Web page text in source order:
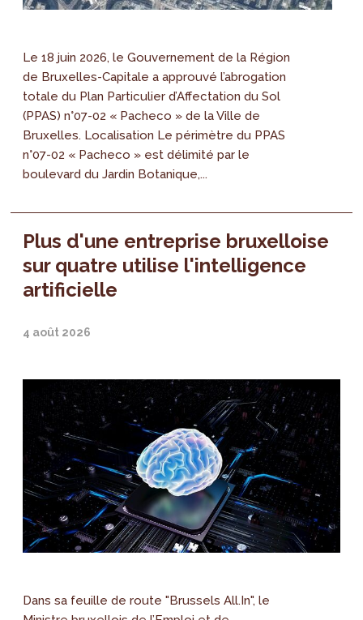
Le 18 juin 2026, le Gouvernement de la Région
de Bruxelles-Capitale a approuvé l’abrogation
totale du Plan Particulier d’Affectation du Sol
(PPAS) n°07-02 « Pacheco » de la Ville de
Bruxelles. Localisation Le périmètre du PPAS
n°07-02 « Pacheco » est délimité par le
boulevard du Jardin Botanique,...
Plus d'une entreprise bruxelloise
sur quatre utilise l'intelligence
artificielle
4 août 2026
Dans sa feuille de route "Brussels All.In", le